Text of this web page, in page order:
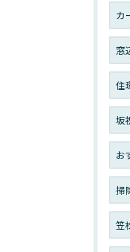
カ
窓
住
坂
お
掃
笠